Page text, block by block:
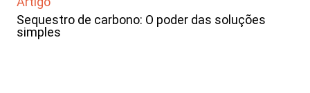
Sequestro de carbono: O poder das soluções
simples